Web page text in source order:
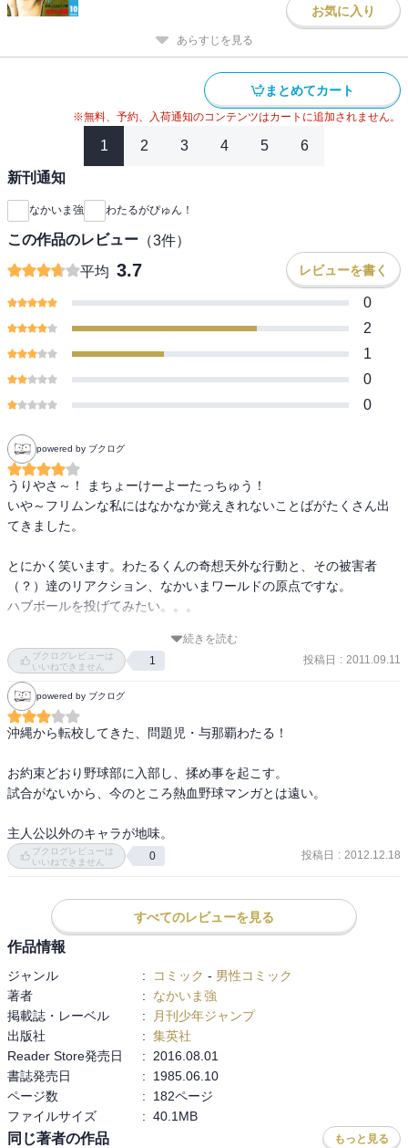
お気に入り
あらすじを見る
まとめてカート
※無料、予約、入荷通知のコンテンツはカートに追加されません。
1 2 3 4 5 6
新刊通知
なかいま強 わたるがぴゅん！
この作品のレビュー （3件）
平均 3.7 レビューを書く
0
2
1
0
0
powered by ブクログ
うりやさ～！ まちょーけーよーたっちゅう！
いや～フリムンな私にはなかなか覚えきれないことばがたくさん出
てきました。
とにかく笑います。わたるくんの奇想天外な行動と、その被害者
（？）達のリアクション、なかいまワールドの原点ですな。
ハブボールを投げてみたい。。。
ただ、中原裕の「ラストイニング」みたいなリアル野球漫画好きは
避けた方がよいです。
続きを読む
ブクログレビューは
いいねできません
1 投稿日 : 2011.09.11
powered by ブクログ
沖縄から転校してきた、問題児・与那覇わたる！
お約束どおり野球部に入部し、揉め事を起こす。
試合がないから、今のところ熱血野球マンガとは遠い。
主人公以外のキャラが地味。
ブクログレビューは
いいねできません
0 投稿日 : 2012.12.18
すべてのレビューを見る
作品情報
ジャンル : コミック - 男性コミック
著者
:
なかいま強
掲載誌・レーベル
:
月刊少年ジャンプ
出版社
: 集英社
Reader Store発売日
:
2016.08.01
書誌発売日
:
1985.06.10
ページ数
:
182ページ
ファイルサイズ
: 40.1MB
同じ著者の作品 もっと見る